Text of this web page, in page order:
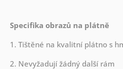
Specifika obrazů na plátně
1. Tištěné na kvalitní plátno s
2. Nevyžadují žádný další rám